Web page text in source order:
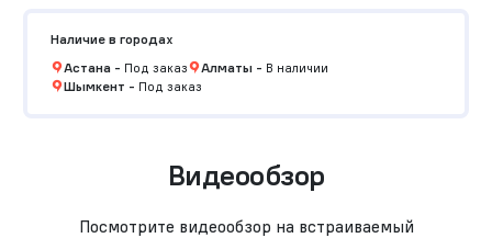
Наличие в городах
Астана- Под заказ Алматы- В наличии
Шымкент - Под заказ
Видеообзор
Посмотрите видеообзор на встраиваемый